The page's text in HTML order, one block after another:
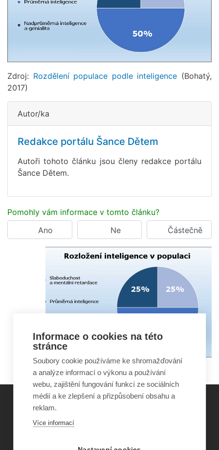
Zdroj: Rozdělení populace podle inteligence (Bohatý,
2017)
Autor/ka
Redakce portálu Šance Dětem
Autoři tohoto článku jsou členy redakce portálu
Šance Dětem.
Pomohly vám informace v tomto článku?
Ano
Ne Částečně
©Obecně prospěšná společnost Sirius
Informace o cookies na této
stránce
Soubory cookie používáme ke shromažďování
a analýze informací o výkonu a používání
webu, zajištění fungování funkcí ze sociálních
médií a ke zlepšení a přizpůsobení obsahu a
reklam.
Více informací